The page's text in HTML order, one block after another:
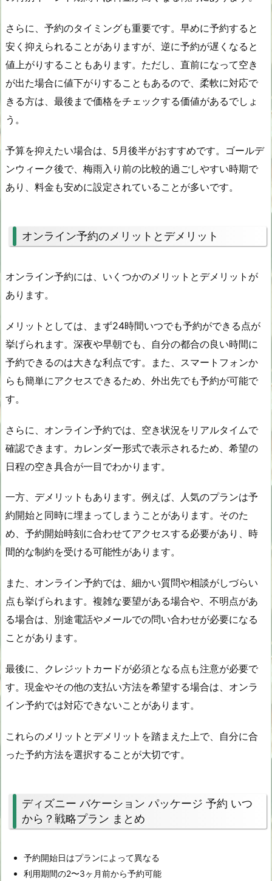
さらに、予約のタイミングも重要です。早めに予約すると
安く抑えられることがありますが、逆に予約が遅くなると
値上がりすることもあります。ただし、直前になって空き
が出た場合に値下がりすることもあるので、柔軟に対応で
きる方は、最後まで価格をチェックする価値があるでしょ
う。
予算を抑えたい場合は、5月後半がおすすめです。ゴールデ
ンウィーク後で、梅雨入り前の比較的過ごしやすい時期で
あり、料金も安めに設定されていることが多いです。
オンライン予約のメリットとデメリット
オンライン予約には、いくつかのメリットとデメリットが
あります。
メリットとしては、まず24時間いつでも予約ができる点が
挙げられます。深夜や早朝でも、自分の都合の良い時間に
予約できるのは大きな利点です。また、スマートフォンか
らも簡単にアクセスできるため、外出先でも予約が可能で
す。
さらに、オンライン予約では、空き状況をリアルタイムで
確認できます。カレンダー形式で表示されるため、希望の
日程の空き具合が一目でわかります。
一方、デメリットもあります。例えば、人気のプランは予
約開始と同時に埋まってしまうことがあります。そのた
め、予約開始時刻に合わせてアクセスする必要があり、時
間的な制約を受ける可能性があります。
また、オンライン予約では、細かい質問や相談がしづらい
点も挙げられます。複雑な要望がある場合や、不明点があ
る場合は、別途電話やメールでの問い合わせが必要になる
ことがあります。
最後に、クレジットカードが必須となる点も注意が必要で
す。現金やその他の支払い方法を希望する場合は、オンラ
イン予約では対応できないことがあります。
これらのメリットとデメリットを踏まえた上で、自分に合
った予約方法を選択することが大切です。
ディズニー バケーション パッケージ 予約 いつ
から？戦略プラン まとめ
予約開始日はプランによって異なる
利用期間の2〜3ヶ月前から予約可能